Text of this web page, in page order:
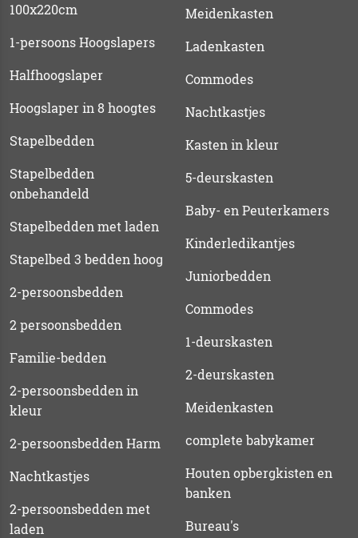
100x220cm
1-persoons Hoogslapers
Halfhoogslaper
Hoogslaper in 8 hoogtes
Stapelbedden
Stapelbedden
onbehandeld
Stapelbedden met laden
Stapelbed 3 bedden hoog
2-persoonsbedden
2 persoonsbedden
Familie-bedden
2-persoonsbedden in
kleur
2-persoonsbedden Harm
Nachtkastjes
2-persoonsbedden met
laden
Meidenkasten
Ladenkasten
Commodes
Nachtkastjes
Kasten in kleur
5-deurskasten
Baby- en Peuterkamers
Kinderledikantjes
Juniorbedden
Commodes
1-deurskasten
2-deurskasten
Meidenkasten
complete babykamer
Houten opbergkisten en
banken
Bureau's